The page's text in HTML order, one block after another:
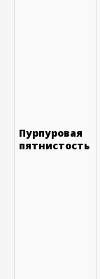
Пурпуровая
пятнистость